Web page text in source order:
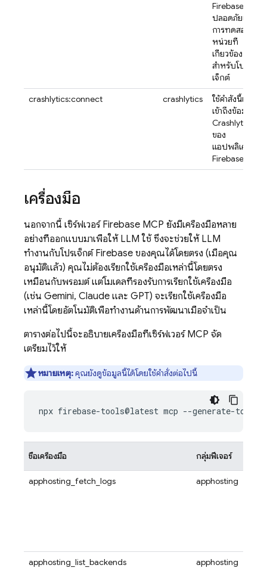
Firebase ที่
ปลอดภัยและ
การทดสอบ
หน่วยที่
เกี่ยวข้อง
สำหรับโปร
เจ็กต์
crashlytics:connect
crashlytics
ใช้คำสั่งนี้เพื่อ
เข้าถึงข้อมูล
Crashlytics
ของ
แอปพลิเคชัน
Firebase
เครื่องมือ
นอกจากนี้ เซิร์ฟเวอร์ Firebase MCP ยังมีเครื่องมือหลาย
อย่างที่ออกแบบมาเพื่อให้ LLM ใช้ ซึ่งจะช่วยให้ LLM
ทำงานกับโปรเจ็กต์ Firebase ของคุณได้โดยตรง (เมื่อคุณ
อนุมัติแล้ว) คุณไม่ต้องเรียกใช้เครื่องมือเหล่านี้โดยตรง
เหมือนกับพรอมต์ แต่โมเดลที่รองรับการเรียกใช้เครื่องมือ
(เช่น Gemini, Claude และ GPT) จะเรียกใช้เครื่องมือ
เหล่านี้โดยอัตโนมัติเพื่อทำงานด้านการพัฒนาเมื่อจำเป็น
ตารางต่อไปนี้จะอธิบายเครื่องมือที่เซิร์ฟเวอร์ MCP จัด
เตรียมไว้ให้
หมายเหตุ:คุณยังดูข้อมูลนี้ได้โดยใช้คำสั่งต่อไปนี้
ชื่อเครื่องมือ กลุ่มฟีเจอร์
apphosting_fetch_logs apphosting
apphosting_list_backends apphosting